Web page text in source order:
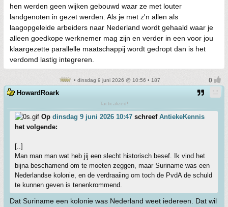
hen werden geen wijken gebouwd waar ze met louter
landgenoten in gezet werden. Als je met z'n allen als
laagopgeleide arbeiders naar Nederland wordt gehaald waar je
alleen goedkope werknemer mag zijn en verder in een voor jou
klaargezette parallelle maatschappij wordt gedropt dan is het
verdomd lastig integreren.
• dinsdag 9 juni 2026 @ 10:56 • 187
HowardRoark
Tacticalized!
Op dinsdag 9 juni 2026 10:47 schreef AntiekeKennis
het volgende:
[..]
Man man man wat heb jij een slecht historisch besef. Ik vind het
bijna beschamend om te moeten zeggen, maar Suriname was een
Nederlandse kolonie, en de verdraaiing om toch de PvdA de schuld
te kunnen geven is tenenkrommend.
Dat Suriname een kolonie was Nederland weet iedereen. Dat wil